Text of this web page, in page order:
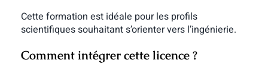
Cette formation est idéale pour les profils
scientifiques souhaitant s’orienter vers l’ingénierie.
Comment intégrer cette licence ?